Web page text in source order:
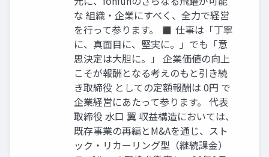
な 組織・企業にすべく、全力で経営
を行って参ります。 ◼ 仕事は「丁寧
に、真面目に、堅実に。」でも「意
思決定は大胆に。」 企業価値の向上
こそが報酬となる考えのもと引き続
き取締役 としての定額報酬は 0円 で
企業経営にあたって参ります。 代表
取締役 水口 翼 収益構造においては、
既存事業の再編とM&Aを通じ、スト
ック・リカーリング型（継続課金）